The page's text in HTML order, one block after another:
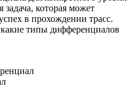
которая может
в прохождении трасс.
типы дифференциалов